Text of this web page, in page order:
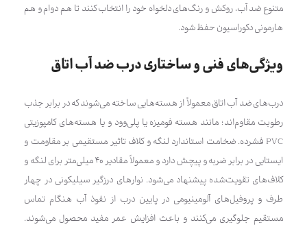
متنوع ضد آب، روکش و رنگ‌های دلخواه خود را انتخاب کنند تا هم دوام و هم
هارمونی دکوراسیون حفظ شود.
ویژگی‌های فنی و ساختاری درب ضد آب اتاق
درب‌های ضد آب اتاق معمولاً از هسته‌هایی ساخته می‌شوند که در برابر جذب
رطوبت مقاوم‌اند؛ مانند هسته فومیزه یا پلی‌وود و یا هسته‌های کامپوزیتی
PVC فشرده. ضخامت استاندارد لنگه و کلاف تاثیر مستقیمی بر مقاومت و
ایستایی در برابر ضربه و پیچش دارد و معمولاً مقادیر ۴۰ میلی‌متر برای لنگه و
کلاف‌های تقویت‌شده پیشنهاد می‌شود. نوارهای درزگیر سیلیکونی در چهار
طرف و پروفیل‌های آلومینیومی در پایین درب از نفوذ آب هنگام تماس
مستقیم جلوگیری می‌کنند و باعث افزایش عمر مفید محصول می‌شوند.